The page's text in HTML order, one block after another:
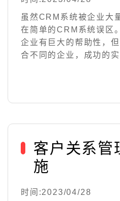
虽然CRM系统被企业大
在简单的CRM系统误区
企业有巨大的帮助性，
合不同的企业，成功的
客户关系管
施
时间:2023/04/28